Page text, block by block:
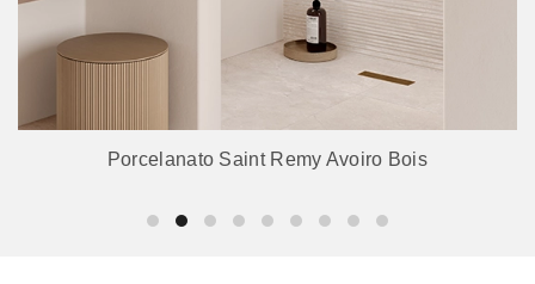
Porcelanato Saint Remy Avoiro Bois